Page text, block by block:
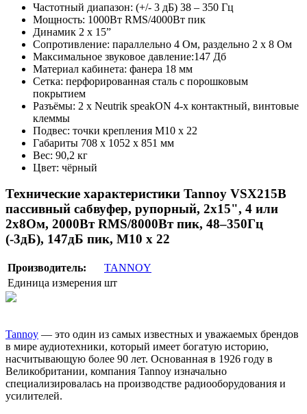
Частотный диапазон: (+/- 3 дБ) 38 – 350 Гц
Мощность: 1000Вт RMS/4000Вт пик
Динамик 2 x 15”
Сопротивление: параллельно 4 Ом, раздельно 2 х 8 Ом
Максимальное звуковое давление:147 Дб
Материал кабинета: фанера 18 мм
Сетка: перфорированная сталь с порошковым
покрытием
Разъёмы: 2 x Neutrik speakON 4-x контактный, винтовые
клеммы
Подвес: точки крепления M10 x 22
Габариты 708 x 1052 x 851 мм
Вес: 90,2 кг
Цвет: чёрный
Технические характеристики Tannoy VSX215B
пассивный сабвуфер, рупорный, 2x15", 4 или
2x8Ом, 2000Вт RMS/8000Вт пик, 48–350Гц
(-3дБ), 147дБ пик, M10 x 22
Производитель:
TANNOY
Единица измерения шт
Tannoy — это один из самых известных и уважаемых брендов
в мире аудиотехники, который имеет богатую историю,
насчитывающую более 90 лет. Основанная в 1926 году в
Великобритании, компания Tannoy изначально
специализировалась на производстве радиооборудования и
усилителей.